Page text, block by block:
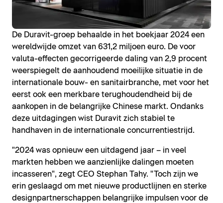
De Duravit-groep behaalde in het boekjaar 2024 een
wereldwijde omzet van 631,2 miljoen euro. De voor
valuta-effecten gecorrigeerde daling van 2,9 procent
weerspiegelt de aanhoudend moeilijke situatie in de
internationale bouw- en sanitairbranche, met voor het
eerst ook een merkbare terughoudendheid bij de
aankopen in de belangrijke Chinese markt. Ondanks
deze uitdagingen wist Duravit zich stabiel te
handhaven in de internationale concurrentiestrijd.
"2024 was opnieuw een uitdagend jaar – in veel
markten hebben we aanzienlijke dalingen moeten
incasseren", zegt CEO Stephan Tahy. "Toch zijn we
erin geslaagd om met nieuwe productlijnen en sterke
designpartnerschappen belangrijke impulsen voor de